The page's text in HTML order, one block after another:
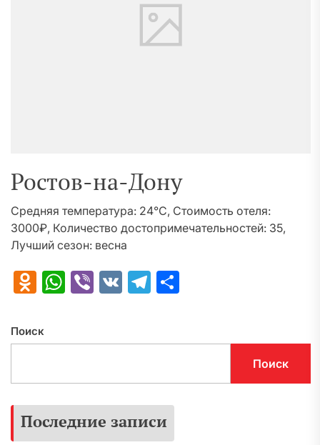
Ростов-на-Дону
Средняя температура: 24°C, Стоимость отеля:
3000₽, Количество достопримечательностей: 35,
Лучший сезон: весна
Odnoklassniki
WhatsApp
Viber
VK Telegram
Поиск
Поиск
Последние записи